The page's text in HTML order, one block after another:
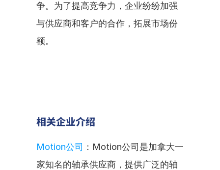
争。为了提高竞争力，企业纷纷加强
与供应商和客户的合作，拓展市场份
额。
相关企业介绍
Motion公司 ：Motion公司是加拿大一
家知名的轴承供应商，提供广泛的轴